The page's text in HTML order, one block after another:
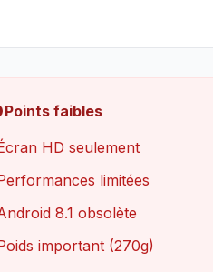
Points faibles
HD seulement
limitées
8.1 obsolète
important (270g)